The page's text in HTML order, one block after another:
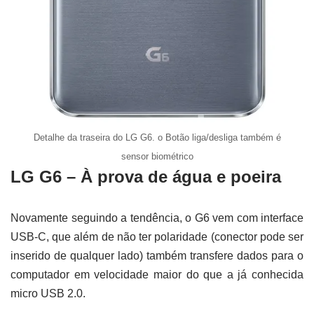
Detalhe da traseira do LG G6. o Botão liga/desliga também é
sensor biométrico
LG G6 – À prova de água e poeira
Novamente seguindo a tendência, o G6 vem com interface
USB-C, que além de não ter polaridade (conector pode ser
inserido de qualquer lado) também transfere dados para o
computador em velocidade maior do que a já conhecida
micro USB 2.0.